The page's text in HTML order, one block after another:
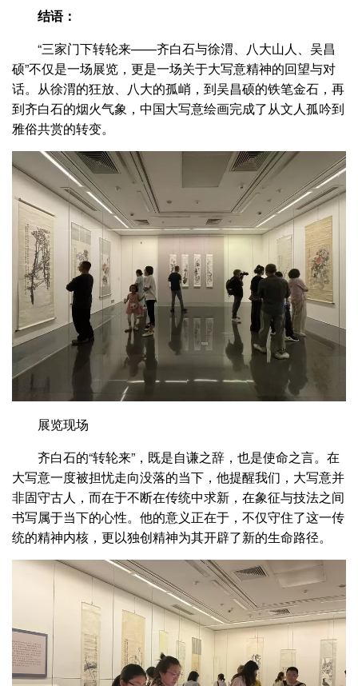
结语：
“三家门下转轮来——齐白石与徐渭、八大山人、吴昌
硕”不仅是一场展览，更是一场关于大写意精神的回望与对
话。从徐渭的狂放、八大的孤峭，到吴昌硕的铁笔金石，再
到齐白石的烟火气象，中国大写意绘画完成了从文人孤吟到
雅俗共赏的转变。
展览现场
齐白石的“转轮来”，既是自谦之辞，也是使命之言。在
大写意一度被担忧走向没落的当下，他提醒我们，大写意并
非固守古人，而在于不断在传统中求新，在象征与技法之间
书写属于当下的心性。他的意义正在于，不仅守住了这一传
统的精神内核，更以独创精神为其开辟了新的生命路径。